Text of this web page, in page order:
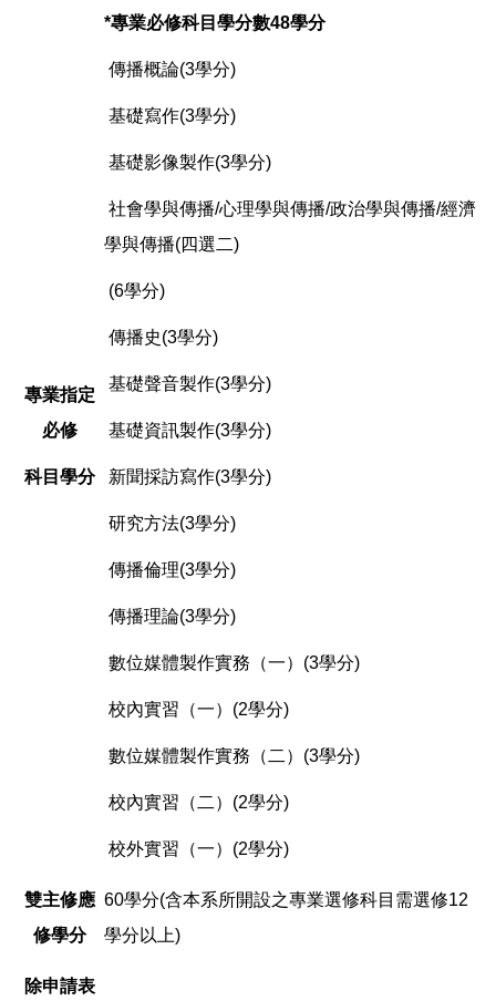
專業指定
必修
科目學分
*專業必修科目學分數48學分
傳播概論(3學分)
基礎寫作(3學分)
基礎影像製作(3學分)
社會學與傳播/心理學與傳播/政治學與傳播/經濟
學與傳播(四選二)
(6學分)
傳播史(3學分)
基礎聲音製作(3學分)
基礎資訊製作(3學分)
新聞採訪寫作(3學分)
研究方法(3學分)
傳播倫理(3學分)
傳播理論(3學分)
數位媒體製作實務（一）(3學分)
校內實習（一）(2學分)
數位媒體製作實務（二）(3學分)
校內實習（二）(2學分)
校外實習（一）(2學分)
雙主修應
修學分
60學分(含本系所開設之專業選修科目需選修12
學分以上)
除申請表